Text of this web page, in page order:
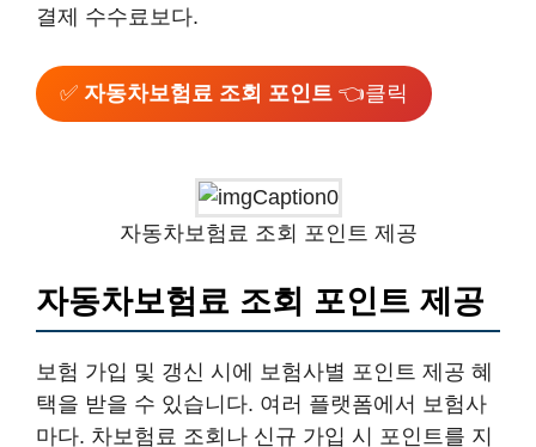
결제 수수료보다.
✅ 자동차보험료 조회 포인트 👈클릭
자동차보험료 조회 포인트 제공
자동차보험료 조회 포인트 제공
보험 가입 및 갱신 시에 보험사별 포인트 제공 혜
택을 받을 수 있습니다. 여러 플랫폼에서 보험사
마다. 차보험료 조회나 신규 가입 시 포인트를 지